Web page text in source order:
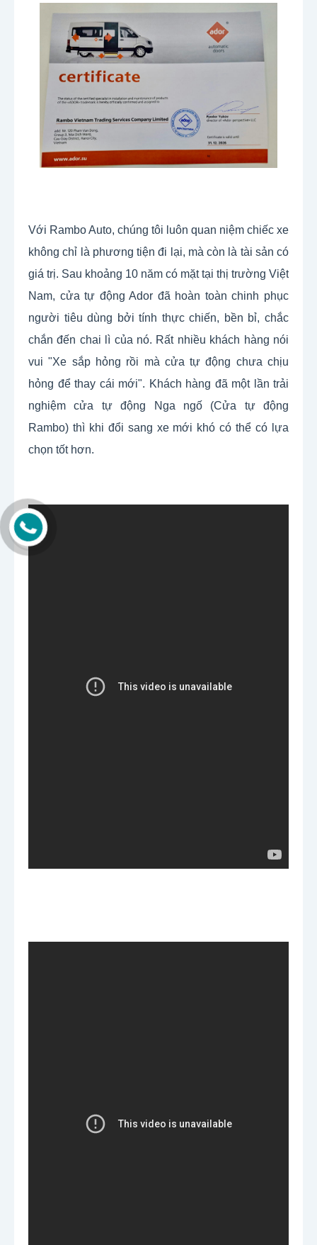
Với Rambo Auto, chúng tôi luôn quan niệm chiếc xe
không chỉ là phương tiện đi lại, mà còn là tài sản có
giá trị. Sau khoảng 10 năm có mặt tại thị trường Việt
Nam, cửa tự động Ador đã hoàn toàn chinh phục
người tiêu dùng bởi tính thực chiến, bền bỉ, chắc
chắn đến chai lì của nó. Rất nhiều khách hàng nói
vui "Xe sắp hỏng rồi mà cửa tự động chưa chịu
hỏng để thay cái mới". Khách hàng đã một lần trải
nghiệm cửa tự động Nga ngố (Cửa tự động
Rambo) thì khi đổi sang xe mới khó có thể có lựa
chọn tốt hơn.